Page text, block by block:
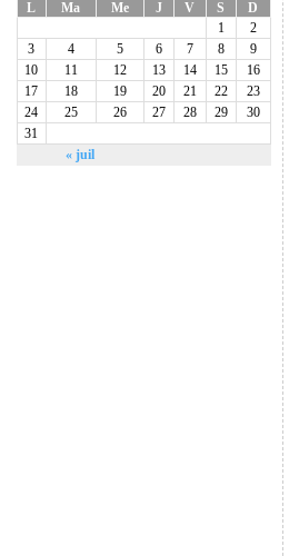
L
Ma Me J V S D
« juil
1
2
3
4 5 6 7 8
9
10
11 12 13 14 15
16
17
18 19 20 21 22
23
24
25 26 27 28 29
30
31